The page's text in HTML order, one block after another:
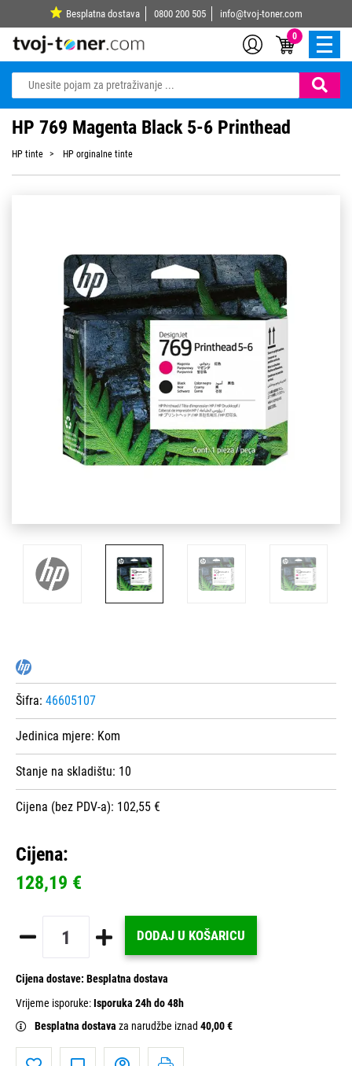
Besplatna dostava 0800 200 505 info@tvoj-toner.com
0
HP 769 Magenta Black 5-6 Printhead
HP tinte HP orginalne tinte
Šifra: 46605107
Jedinica mjere: Kom
Stanje na skladištu: 10
Cijena (bez PDV-a): 102,55 €
Cijena:
128,19 €
DODAJ U KOŠARICU
Cijena dostave: Besplatna dostava
Vrijeme isporuke:Isporuka 24h do 48h
Besplatna dostava za narudžbe iznad 40,00 €